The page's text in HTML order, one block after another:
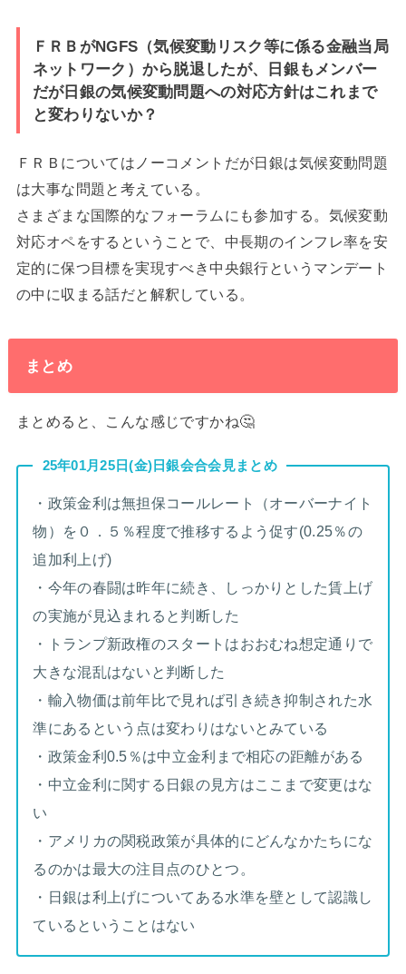
ＦＲＢがNGFS（気候変動リスク等に係る金融当局
ネットワーク）から脱退したが、日銀もメンバー
だが日銀の気候変動問題への対応方針はこれまで
と変わりないか？
ＦＲＢについてはノーコメントだが日銀は気候変動問題
は大事な問題と考えている。
さまざまな国際的なフォーラムにも参加する。気候変動
対応オペをするということで、中長期のインフレ率を安
定的に保つ目標を実現すべき中央銀行というマンデート
の中に収まる話だと解釈している。
まとめ
まとめると、こんな感じですかね🤔
25年01月25日(金)日銀会合会見まとめ
・政策金利は無担保コールレート（オーバーナイト
物）を０．５％程度で推移するよう促す(0.25％の
追加利上げ)
・今年の春闘は昨年に続き、しっかりとした賃上げ
の実施が見込まれると判断した
・トランプ新政権のスタートはおおむね想定通りで
大きな混乱はないと判断した
・輸入物価は前年比で見れば引き続き抑制された水
準にあるという点は変わりはないとみている
・政策金利0.5％は中立金利まで相応の距離がある
・中立金利に関する日銀の見方はここまで変更はな
い
・アメリカの関税政策が具体的にどんなかたちにな
るのかは最大の注目点のひとつ。
・日銀は利上げについてある水準を壁として認識し
ているということはない